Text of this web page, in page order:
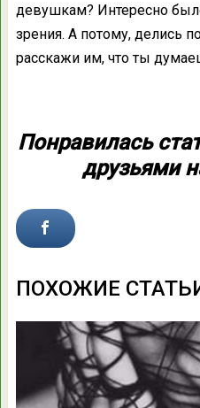
девушкам? Интересно
зрения. А потому, делись
расскажи им, что ты
Понравилась
друзьями
ПОХОЖИЕ